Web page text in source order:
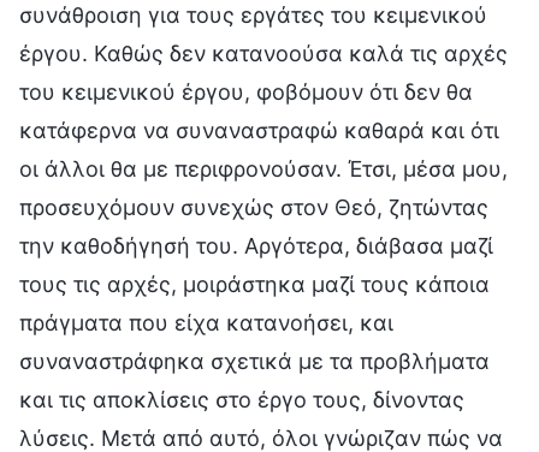
συνάθροιση για τους εργάτες του κειμενικού
έργου. Καθώς δεν κατανοούσα καλά τις αρχές
του κειμενικού έργου, φοβόμουν ότι δεν θα
κατάφερνα να συναναστραφώ καθαρά και ότι
οι άλλοι θα με περιφρονούσαν. Έτσι, μέσα μου,
προσευχόμουν συνεχώς στον Θεό, ζητώντας
την καθοδήγησή του. Αργότερα, διάβασα μαζί
τους τις αρχές, μοιράστηκα μαζί τους κάποια
πράγματα που είχα κατανοήσει, και
συναναστράφηκα σχετικά με τα προβλήματα
και τις αποκλίσεις στο έργο τους, δίνοντας
λύσεις. Μετά από αυτό, όλοι γνώριζαν πώς να